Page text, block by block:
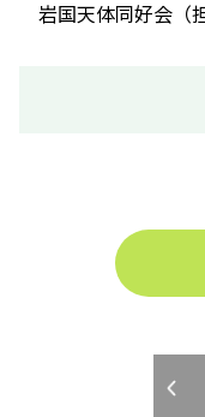
岩国天体同好会（